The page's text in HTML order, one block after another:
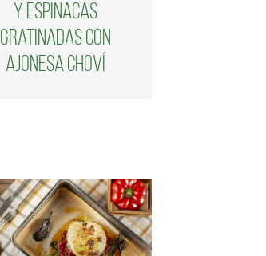
y espinacas
gratinadas con
ajonesa Choví